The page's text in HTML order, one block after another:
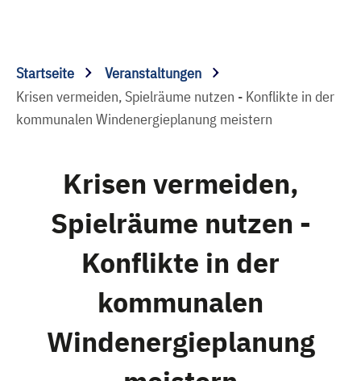
Startseite
Veranstaltungen
Krisen vermeiden, Spielräume nutzen - Konflikte in der
kommunalen Windenergieplanung meistern
Krisen vermeiden,
Spielräume nutzen -
Konflikte in der
kommunalen
Windenergieplanung